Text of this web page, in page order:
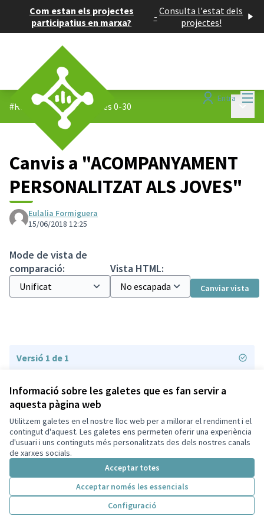
Informació sobre les galetes que es fan servir a
aquesta pàgina web
Utilitzem galetes en el nostre lloc web per a millorar el rendiment i el
contingut d'aquest. Les galetes ens permeten oferir una experiència
d'usuari i uns continguts més personalitzats des dels nostres canals
de xarxes socials.
Acceptar totes
Acceptar només les essencials
Configuració
Com estan els projectes
participatius en marxa?
- Consulta l'estat dels
projectes!
Entra
#Reptes 0-30/Propostes 0-30
Canvis a "ACOMPANYAMENT
PERSONALITZAT ALS JOVES"
Eulalia Formiguera
15/06/2018 12:25
Mode de vista de
comparació:
Vista HTML:
Canviar vista
Versió 1 de 1
Termes i condicions d'ús
Configuració de les galetes
Decidim Sant Cugat a X
(Enllaç extern)
Decidim Sant Cugat a Facebook
Decidim Sant Cugat a Instagram
Decidim Sant Cugat a GitHub
(Enllaç extern)
Web creada ambprogramari lliure .
Amb
(Enllaç